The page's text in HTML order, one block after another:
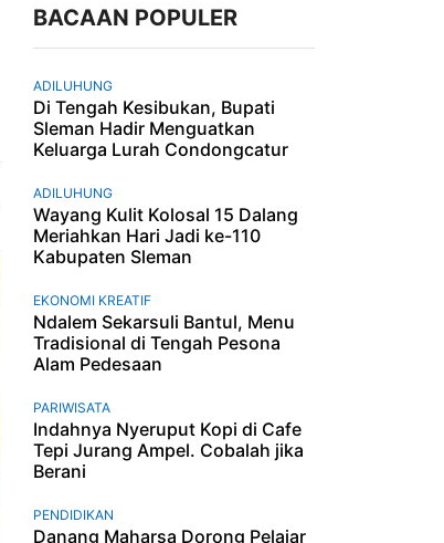
BACAAN POPULER
ADILUHUNG
Di Tengah Kesibukan, Bupati
Sleman Hadir Menguatkan
Keluarga Lurah Condongcatur
ADILUHUNG
Wayang Kulit Kolosal 15 Dalang
Meriahkan Hari Jadi ke-110
Kabupaten Sleman
EKONOMI KREATIF
Ndalem Sekarsuli Bantul, Menu
Tradisional di Tengah Pesona
Alam Pedesaan
PARIWISATA
Indahnya Nyeruput Kopi di Cafe
Tepi Jurang Ampel. Cobalah jika
Berani
PENDIDIKAN
Danang Maharsa Dorong Pelajar